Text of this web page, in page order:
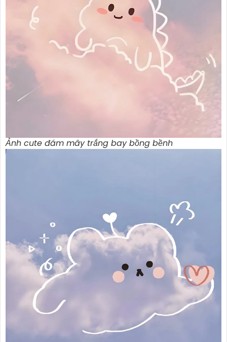
Ảnh cute đám mây trắng bay bồng bềnh